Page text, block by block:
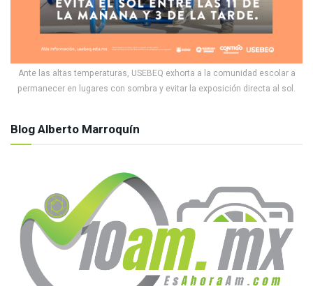
Ante las altas temperaturas, USEBEQ exhorta a la comunidad escolar a
permanecer en lugares con sombra y evitar la exposición directa al sol.
Blog Alberto Marroquín